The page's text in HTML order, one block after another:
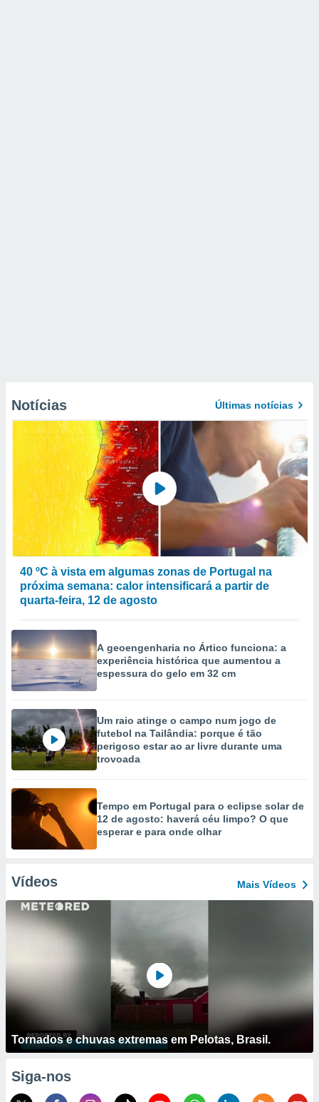
Notícias Últimas notícias
40 ºC à vista em algumas zonas de Portugal na
próxima semana: calor intensificará a partir de
quarta-feira, 12 de agosto
A geoengenharia no Ártico funciona: a
experiência histórica que aumentou a
espessura do gelo em 32 cm
Um raio atinge o campo num jogo de
futebol na Tailândia: porque é tão
perigoso estar ao ar livre durante uma
trovoada
Tempo em Portugal para o eclipse solar de
12 de agosto: haverá céu limpo? O que
esperar e para onde olhar
Vídeos Mais Vídeos
Tornados e chuvas extremas em Pelotas, Brasil.
Siga-nos